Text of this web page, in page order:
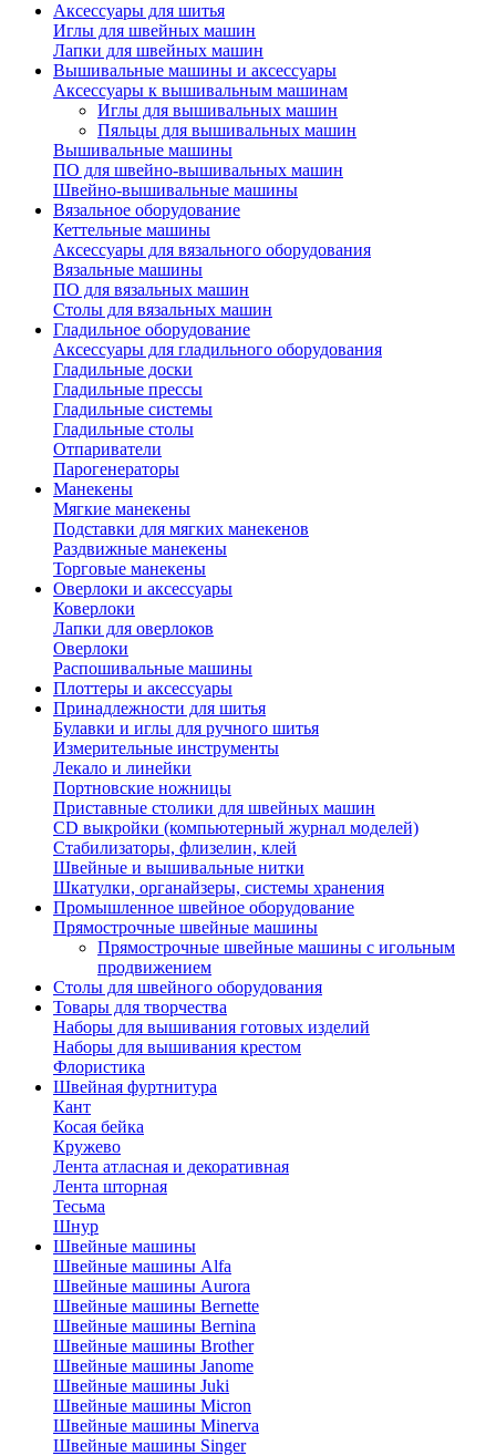
Аксессуары для шитья
Иглы для швейных машин
Лапки для швейных машин
Вышивальные машины и аксессуары
Аксессуары к вышивальным машинам
Иглы для вышивальных машин
Пяльцы для вышивальных машин
Вышивальные машины
ПО для швейно-вышивальных машин
Швейно-вышивальные машины
Вязальное оборудование
Кеттельные машины
Аксессуары для вязального оборудования
Вязальные машины
ПО для вязальных машин
Столы для вязальных машин
Гладильное оборудование
Аксессуары для гладильного оборудования
Гладильные доски
Гладильные прессы
Гладильные системы
Гладильные столы
Отпариватели
Парогенераторы
Манекены
Мягкие манекены
Подставки для мягких манекенов
Раздвижные манекены
Торговые манекены
Оверлоки и аксессуары
Коверлоки
Лапки для оверлоков
Оверлоки
Распошивальные машины
Плоттеры и аксессуары
Принадлежности для шитья
Булавки и иглы для ручного шитья
Измерительные инструменты
Лекало и линейки
Портновские ножницы
Приставные столики для швейных машин
СD выкройки (компьютерный журнал моделей)
Стабилизаторы, флизелин, клей
Швейные и вышивальные нитки
Шкатулки, органайзеры, системы хранения
Промышленное швейное оборудование
Прямострочные швейные машины
Прямострочные швейные машины с игольным
продвижением
Столы для швейного оборудования
Товары для творчества
Наборы для вышивания готовых изделий
Наборы для вышивания крестом
Флористика
Швейная фуртнитура
Кант
Косая бейка
Кружево
Лента aтласная и декоративная
Лента шторная
Тесьма
Шнур
Швейные машины
Швейные машины Alfa
Швейные машины Aurora
Швейные машины Bernette
Швейные машины Bernina
Швейные машины Brother
Швейные машины Janome
Швейные машины Juki
Швейные машины Micron
Швейные машины Minerva
Швейные машины Singer